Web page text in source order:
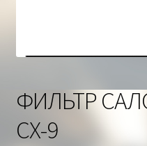
ФИЛЬТР
СХ-9